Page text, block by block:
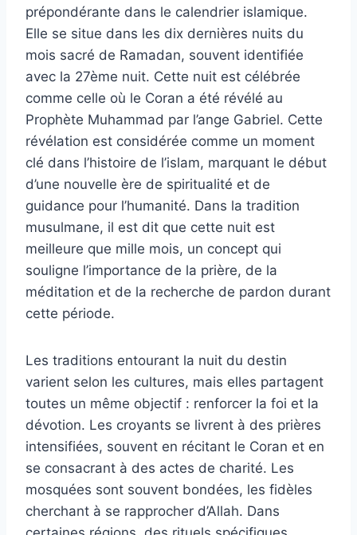
prépondérante dans le calendrier islamique.
Elle se situe dans les dix dernières nuits du
mois sacré de Ramadan, souvent identifiée
avec la 27ème nuit. Cette nuit est célébrée
comme celle où le Coran a été révélé au
Prophète Muhammad par l’ange Gabriel. Cette
révélation est considérée comme un moment
clé dans l’histoire de l’islam, marquant le début
d’une nouvelle ère de spiritualité et de
guidance pour l’humanité. Dans la tradition
musulmane, il est dit que cette nuit est
meilleure que mille mois, un concept qui
souligne l’importance de la prière, de la
méditation et de la recherche de pardon durant
cette période.
Les traditions entourant la nuit du destin
varient selon les cultures, mais elles partagent
toutes un même objectif : renforcer la foi et la
dévotion. Les croyants se livrent à des prières
intensifiées, souvent en récitant le Coran et en
se consacrant à des actes de charité. Les
mosquées sont souvent bondées, les fidèles
cherchant à se rapprocher d’Allah. Dans